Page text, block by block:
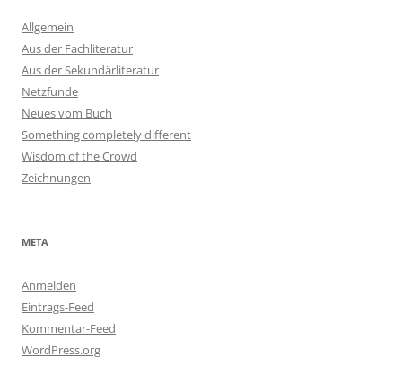
Allgemein
Aus der Fachliteratur
Aus der Sekundärliteratur
Netzfunde
Neues vom Buch
Something completely different
Wisdom of the Crowd
Zeichnungen
META
Anmelden
Eintrags-Feed
Kommentar-Feed
WordPress.org